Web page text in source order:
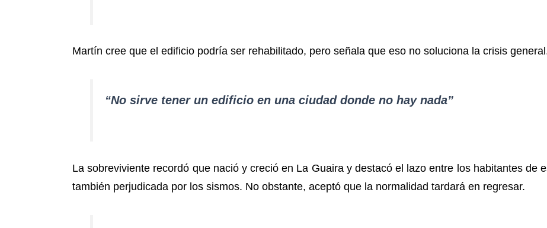
Martín cree que el edificio podría ser rehabilitado, pero señala que eso no soluciona la crisis
“No sirve tener un edificio en una ciudad donde no hay nada”
La sobreviviente recordó que nació y creció en La Guaira y destacó el lazo entre los habitantes de
también perjudicada por los sismos. No obstante, aceptó que la normalidad tardará en regresar.